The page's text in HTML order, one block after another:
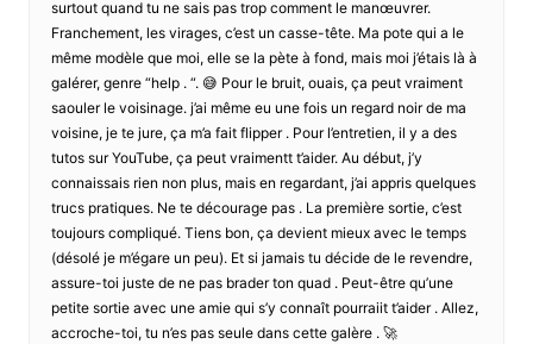
surtout quand tu ne sais pas trop comment le manœuvrer.
Franchement, les virages, c’est un casse-tête. Ma pote qui a le
même modèle que moi, elle se la pète à fond, mais moi j’étais là à
galérer, genre “help . “. 😅 Pour le bruit, ouais, ça peut vraiment
saouler le voisinage. j’ai même eu une fois un regard noir de ma
voisine, je te jure, ça m’a fait flipper . Pour l’entretien, il y a des
tutos sur YouTube, ça peut vraimentt t’aider. Au début, j’y
connaissais rien non plus, mais en regardant, j’ai appris quelques
trucs pratiques. Ne te décourage pas . La première sortie, c’est
toujours compliqué. Tiens bon, ça devient mieux avec le temps
(désolé je m’égare un peu). Et si jamais tu décide de le revendre,
assure-toi juste de ne pas brader ton quad . Peut-être qu’une
petite sortie avec une amie qui s’y connaît pourraiit t’aider . Allez,
accroche-toi, tu n’es pas seule dans cette galère . 🚀